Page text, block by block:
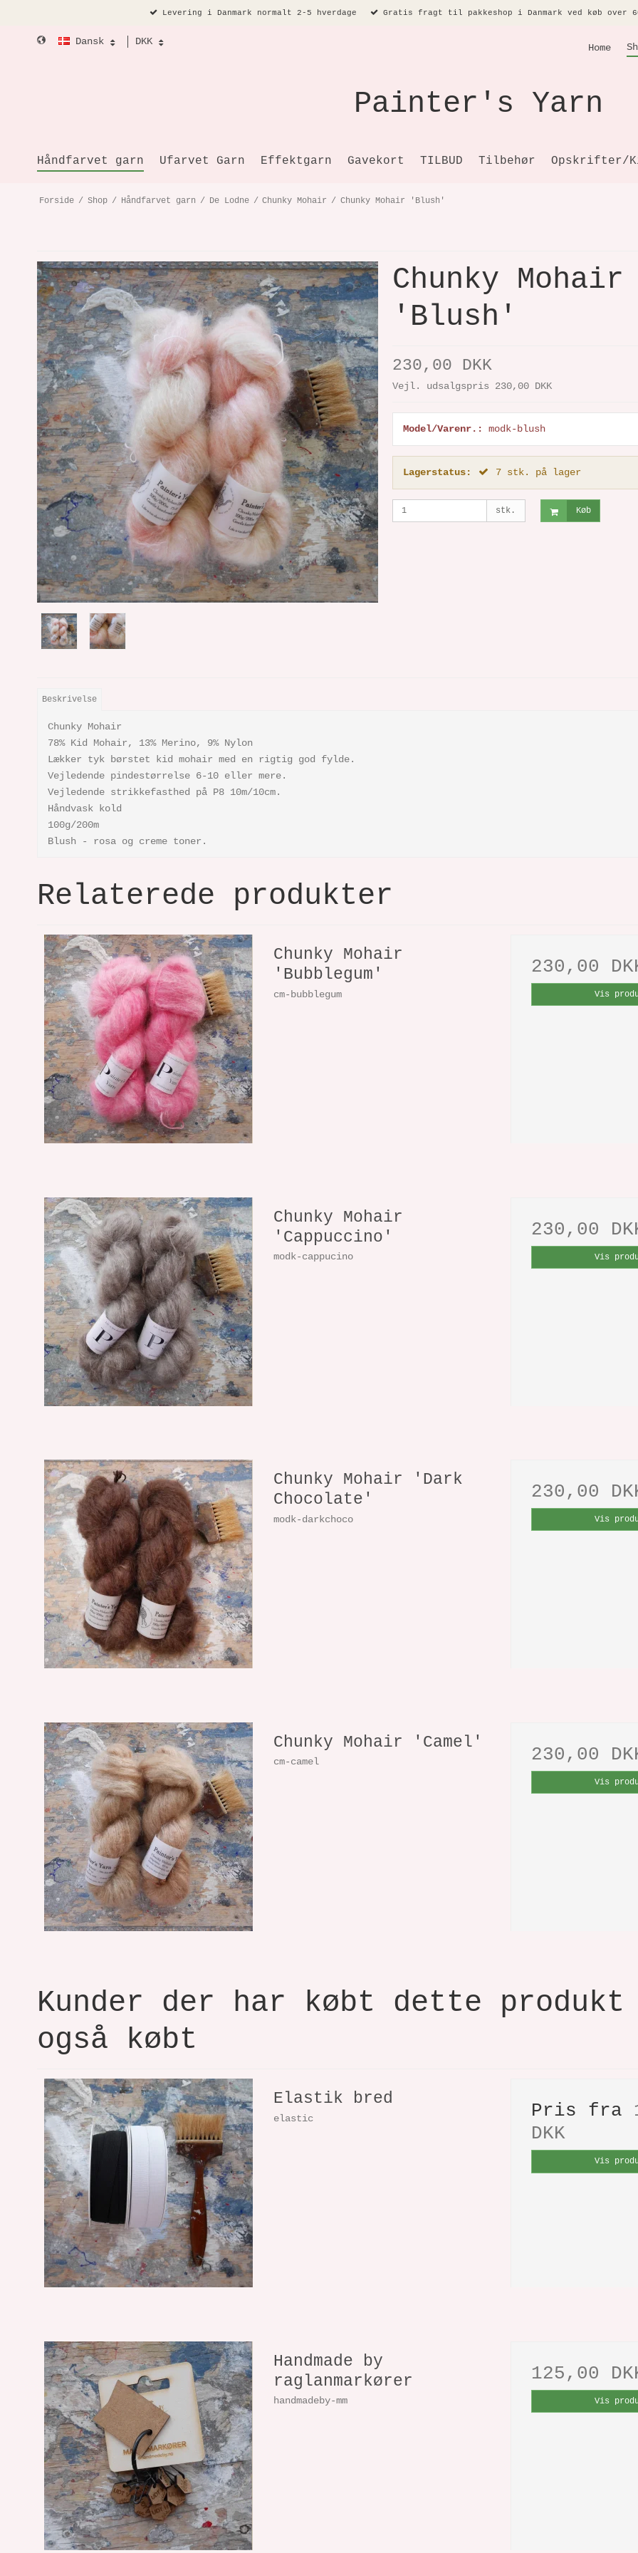
Levering i Danmark normalt 2-5 hverdage Gratis fragt til pakkeshop i Danmark ved køb over
Dansk DKK
Home
Painter's Yarn
Håndfarvet garn Ufarvet Garn Effektgarn Gavekort TILBUD Tilbehør Opskrifter/
Forside / Shop / Håndfarvet garn / De Lodne / Chunky Mohair / Chunky Mohair 'Blush'
Chunky Mohair
'Blush'
230,00 DKK
Vejl. udsalgspris 230,00 DKK
Model/Varenr.: modk-blush
Lagerstatus: 7 stk. på lager
stk. Køb
Beskrivelse
Chunky Mohair
78% Kid Mohair, 13% Merino, 9% Nylon
Lækker tyk børstet kid mohair med en rigtig god fylde.
Vejledende pindestørrelse 6-10 eller mere.
Vejledende strikkefasthed på P8 10m/10cm.
Håndvask kold
100g/200m
Blush - rosa og creme toner.
Relaterede produkter
Chunky Mohair
'Bubblegum'
cm-bubblegum
230,00
Vis
Chunky Mohair
'Cappuccino'
modk-cappucino
230,00
Vis
Chunky Mohair 'Dark
Chocolate'
modk-darkchoco
230,00
Vis
Chunky Mohair 'Camel'
cm-camel 230,00
Vis
Kunder der har købt dette produkt
også købt
Elastik bred
elastic Pris fra
DKK
Vis
Handmade by
raglanmarkører
handmadeby-mm
125,00
Vis